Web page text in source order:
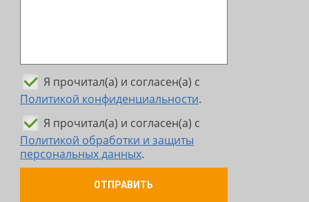
Я прочитал(а) и согласен(а) с
Политикой конфиденциальности.
Я прочитал(а) и согласен(а) с
Политикой обработки и защиты
персональных данных.
ОТПРАВИТЬ